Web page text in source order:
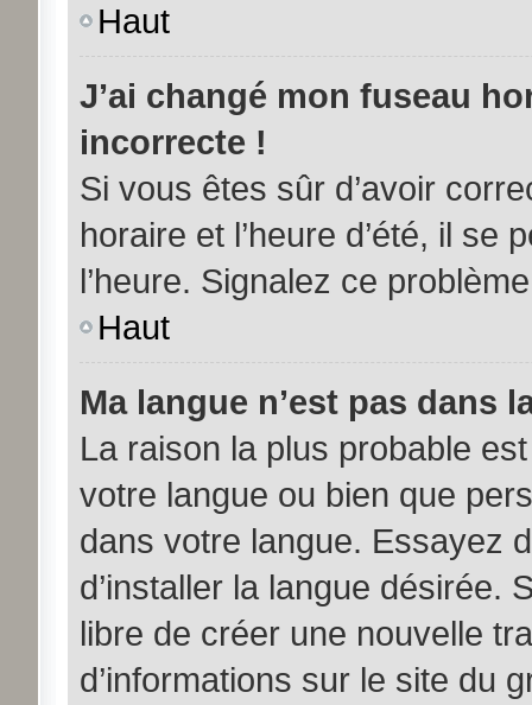
Haut
J’ai changé mon fuseau
incorrecte !
Si vous êtes sûr d’avoir
horaire et l’heure d’été, il se
l’heure. Signalez ce
Haut
Ma langue n’est pas dans
La raison la plus probable
votre langue ou bien que
dans votre langue. Essayez
d’installer la langue désirée.
libre de créer une nouvelle
d’informations sur le site du